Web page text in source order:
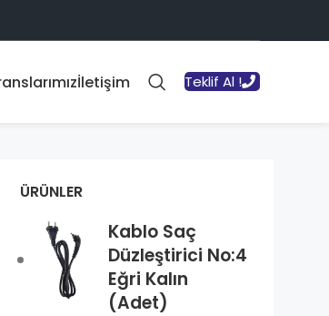
İletişim Teklif Al !
ÜRÜNLER
Kablo Saç
Düzleştirici No:4
Eğri Kalın
(Adet)